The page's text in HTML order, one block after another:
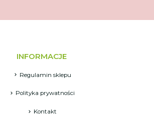
INFORMACJE
Regulamin sklepu
Polityka prywatności
Kontakt